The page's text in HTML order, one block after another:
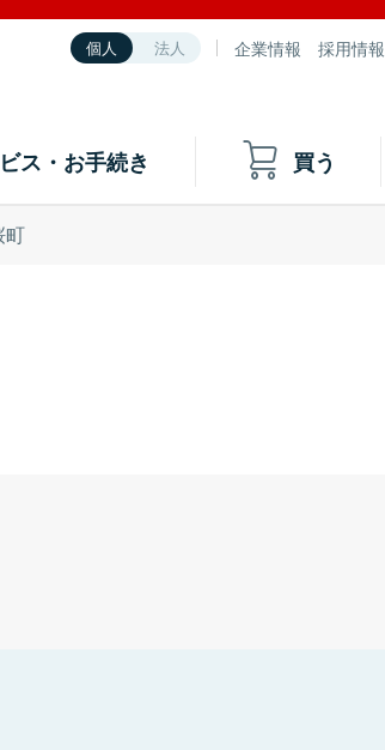
個人 法人 企業情報 採用情報
ス・お手続き 買う
町